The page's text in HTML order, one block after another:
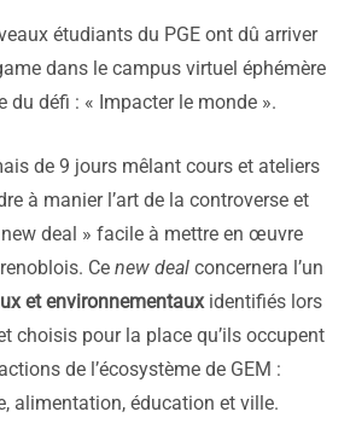
étudiants du PGE ont dû arriver
dans le campus virtuel éphémère
du défi : « Impacter le monde ».
de 9 jours mêlant cours et ateliers
à manier l’art de la controverse et
deal » facile à mettre en œuvre
Ce new deal concernera l’un
et environnementauxidentifiés lors
choisis pour la place qu’ils occupent
de l’écosystème de GEM :
alimentation, éducation et ville.